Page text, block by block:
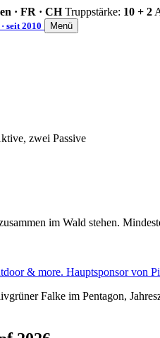
· FR · CH Truppstärke: 10 + 2
seit 2010 Menü
zwei Passive
im Wald stehen.